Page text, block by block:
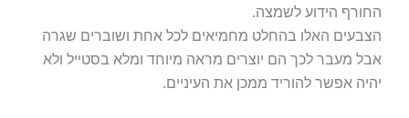
החורף הידוע לשמצה.
הצבעים האלו בהחלט מחמיאים לכל אחת ושוברים שגרה
אבל מעבר לכך הם יוצרים מראה מיוחד ומלא בסטייל ולא
יהיה אפשר להוריד ממכן את העיניים.